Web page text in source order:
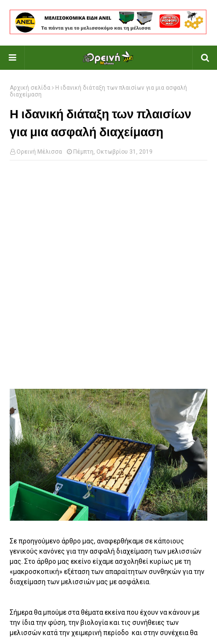
Αρχική σελίδα
Η ιδανική διάταξη των πλαισίων για μια ασφαλή
διαχείμαση
Η ιδανική διάταξη των πλαισίων
για μια ασφαλή διαχείμαση
Ορεινή Μέλισσα Πέμπτη, Οκτωβρίου 31, 2019
Σε προηγούμενο άρθρο μας, αναφερθήκαμε σε κάποιους
γενικούς κανόνες για την ασφαλή διαχείμαση των μελισσιών
μας. Στο άρθρο μας εκείνο είχαμε ασχοληθεί κυρίως με τη
«μακροσκοπική» εξέταση των απαραίτητων συνθηκών για την
διαχείμαση των μελισσιών μας με ασφάλεια.
Σήμερα θα μπούμε στα θέματα εκείνα που έχουν να κάνουν με
την ίδια την φύση, την βιολογία και τις συνήθειες των
μελισσών κατά την χειμερινή περίοδο και στην συνέχεια θα